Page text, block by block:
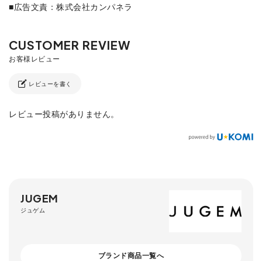
■広告文責：株式会社カンパネラ
レビューを書く
レビュー投稿がありません。
JUGEM
ジュゲム
ブランド商品一覧へ